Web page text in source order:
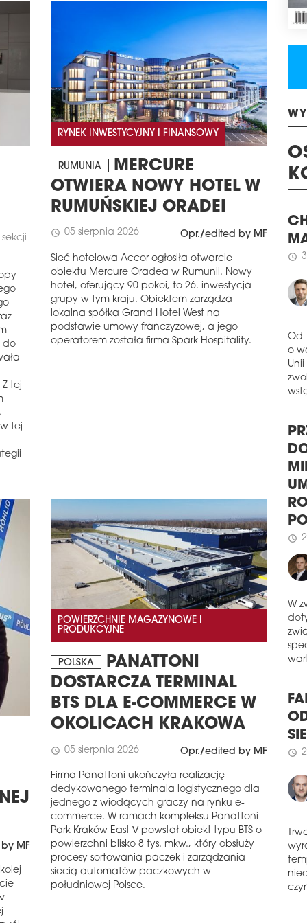
do
Z tej
tej
RYNEK INWESTYCYJNY I FINANSOWY
RUMUNIA
MERCURE
OTWIERA NOWY HOTEL W
RUMUŃSKIEJ ORADEI
schedule 05 sierpnia 2026 Opr./edited by MF
Sieć hotelowa Accor ogłosiła otwarcie
obiektu Mercure Oradea w Rumunii. Nowy
hotel, oferujący 90 pokoi, to 26. inwestycja
grupy w tym kraju. Obiektem zarządza
lokalna spółka Grand Hotel West na
podstawie umowy franczyzowej, a jego
operatorem została firma Spark Hospitality.
MF
POWIERZCHNIE MAGAZYNOWE I
PRODUKCYJNE
POLSKA
PANATTONI
DOSTARCZA TERMINAL
BTS DLA E-COMMERCE W
OKOLICACH KRAKOWA
schedule 05 sierpnia 2026 Opr./edited by MF
Firma Panattoni ukończyła realizację
dedykowanego terminala logistycznego dla
jednego z wiodących graczy na rynku e-
commerce. W ramach kompleksu Panattoni
Park Kraków East V powstał obiekt typu BTS o
powierzchni blisko 8 tys. mkw., który obsłuży
procesy sortowania paczek i zarządzania
siecią automatów paczkowych w
południowej Polsce.
schedule
37.
schedule
schedule
schedule
schedule
się
schedule
Od
o
schedule
W